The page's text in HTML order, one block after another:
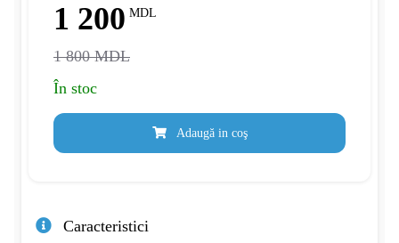
1 200 MDL
1 800 MDL
În stoc
Adaugă in coş
Caracteristici